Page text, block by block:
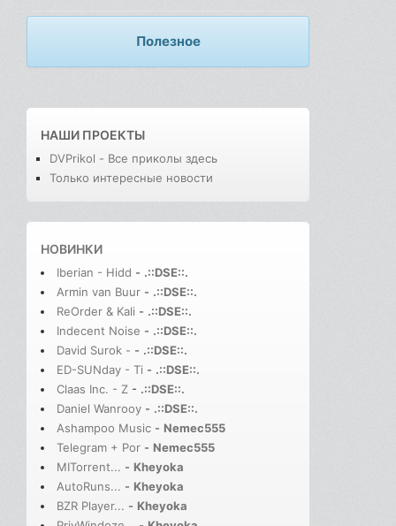
Полезное
НАШИ ПРОЕКТЫ
DVPrikol - Все приколы здесь
Только интересные новости
НОВИНКИ
Iberian - Hidd - .::DSE::.
Armin van Buur - .::DSE::.
ReOrder & Kali - .::DSE::.
Indecent Noise - .::DSE::.
David Surok - - .::DSE::.
ED-SUNday - Ti - .::DSE::.
Claas Inc. - Z - .::DSE::.
Daniel Wanrooy - .::DSE::.
Ashampoo Music - Nemec555
Telegram + Por - Nemec555
MITorrent... - Kheyoka
AutoRuns... - Kheyoka
BZR Player... - Kheyoka